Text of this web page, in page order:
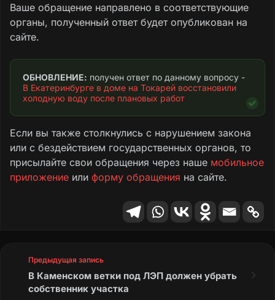
сходить. У нас многодетные семьи. Просим
ещё раз нам помочь. Проживаем: г.
Екатеринбург, ул. Токарей, 27, 3-й подъезд,
кв. **.
Текст обращения
Ваше обращение направлено в соответствующие
органы, полученный ответ будет опубликован на
сайте.
ОБНОВЛЕНИЕ:
В Екатеринбурге в доме на Токарей восстановили
холодную воду после плановых работ
Если вы также столкнулись с нарушением закона
или с бездействием государственных органов, то
присылайте свои обращения через наше мобильное
приложение или форму обращения на сайте.
Предыдущая запись
В Каменском ветки под ЛЭП должен убрать
собственник участка